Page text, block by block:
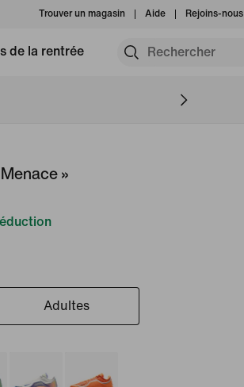
Trouver un magasin Aide Rejoins-nous
de la rentrée
»
Adultes